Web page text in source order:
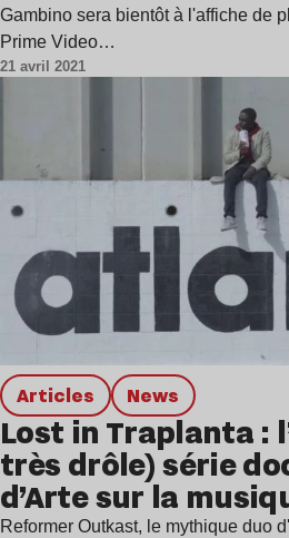
Gambino sera bientôt à l'affiche de
Prime Video…
21 avril 2021
Articles news
Lost in Traplanta :
très drôle) série
d’Arte sur la
Reformer Outkast, le mythique duo